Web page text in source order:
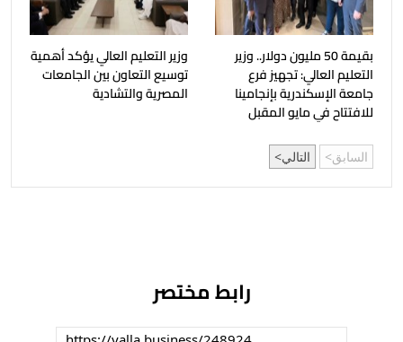
بقيمة 50 مليون دولار.. وزير
التعليم العالي: تجهيز فرع
جامعة الإسكندرية بإنجامينا
للافتتاح في مايو المقبل
وزير التعليم العالي يؤكد أهمية
توسيع التعاون بين الجامعات
المصرية والتشادية
السابق التالي
رابط مختصر